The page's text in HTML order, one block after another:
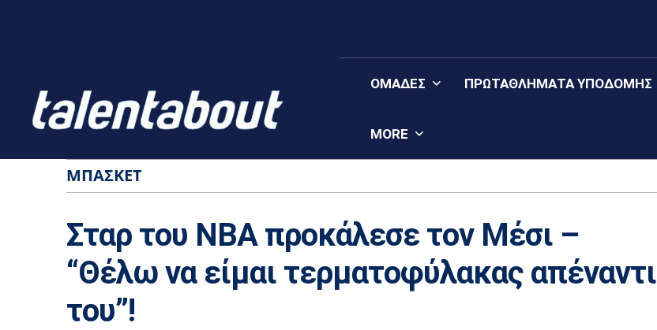
ΟΜΆΔΕΣ ΠΡΩΤΑΘΛΉΜΑΤΑ YΠΟΔΟΜΉΣ
MORE
ΜΠΆΣΚΕΤ
Σταρ του NBA προκάλεσε τον Μέσι –
“Θέλω να είμαι τερματοφύλακας απέναντι
του”!